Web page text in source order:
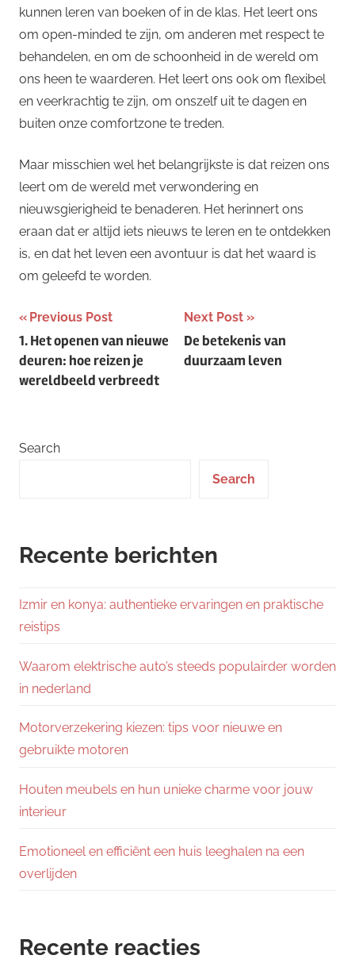
kunnen leren van boeken of in de klas. Het leert ons
om open-minded te zijn, om anderen met respect te
behandelen, en om de schoonheid in de wereld om
ons heen te waarderen. Het leert ons ook om flexibel
en veerkrachtig te zijn, om onszelf uit te dagen en
buiten onze comfortzone te treden.
Maar misschien wel het belangrijkste is dat reizen ons
leert om de wereld met verwondering en
nieuwsgierigheid te benaderen. Het herinnert ons
eraan dat er altijd iets nieuws te leren en te ontdekken
is, en dat het leven een avontuur is dat het waard is
om geleefd te worden.
Post
navigation
Previous Post
1. Het openen van nieuwe
deuren: hoe reizen je
wereldbeeld verbreedt
Next Post
De betekenis van
duurzaam leven
Search
Search
Recente berichten
Izmir en konya: authentieke ervaringen en praktische
reistips
Waarom elektrische auto’s steeds populairder worden
in nederland
Motorverzekering kiezen: tips voor nieuwe en
gebruikte motoren
Houten meubels en hun unieke charme voor jouw
interieur
Emotioneel en efficiënt een huis leeghalen na een
overlijden
Recente reacties